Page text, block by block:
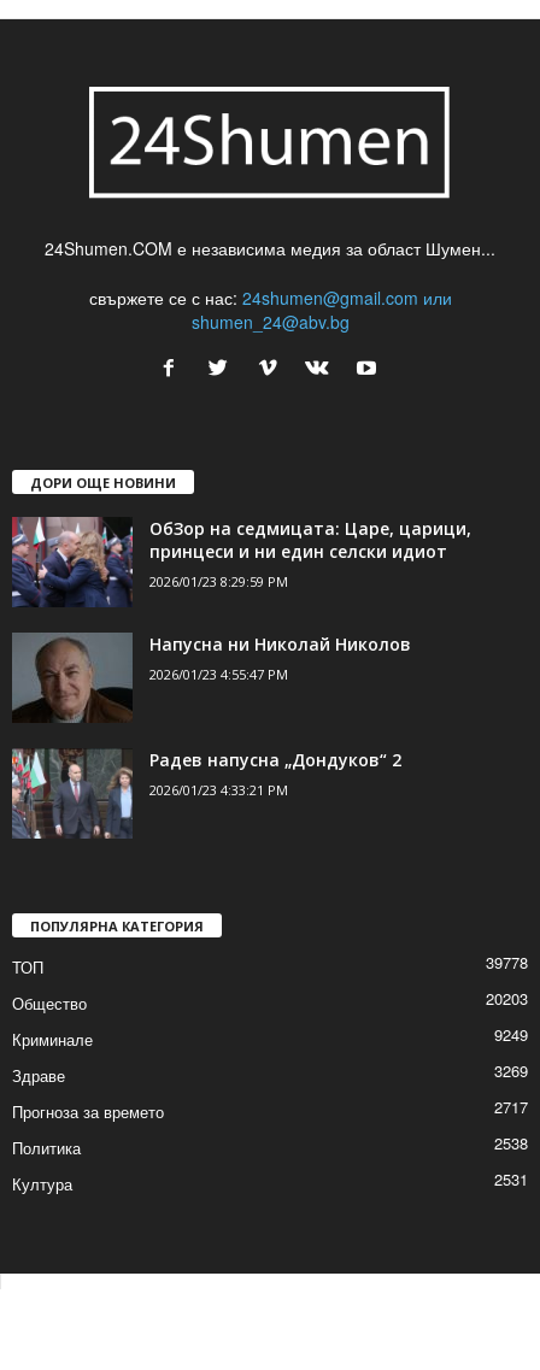
24Shumen.COM е независима медия за област Шумен...
свържете се с нас: 24shumen@gmail.com или
shumen_24@abv.bg
ДОРИ ОЩЕ НОВИНИ
ОбЗор на седмицата: Царе, царици,
принцеси и ни един селски идиот
2026/01/23 8:29:59 PM
Напусна ни Николай Николов
2026/01/23 4:55:47 PM
Радев напусна „Дондуков“ 2
2026/01/23 4:33:21 PM
ПОПУЛЯРНА КАТЕГОРИЯ
ТОП
39778
Общество
20203
Криминале
9249
Здраве
3269
Прогноза за времето
2717
Политика
2538
Култура
2531